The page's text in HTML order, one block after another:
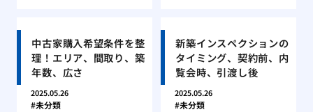
中古家購入希望条件を整
理！エリア、間取り、築
年数、広さ
2025.05.26
未分類
新築インスペクションの
タイミング、契約前、内
覧会時、引渡し後
2025.05.26
未分類